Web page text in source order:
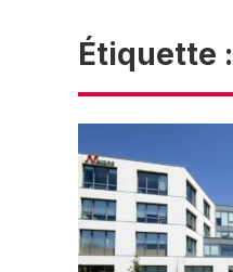
Étiquette :